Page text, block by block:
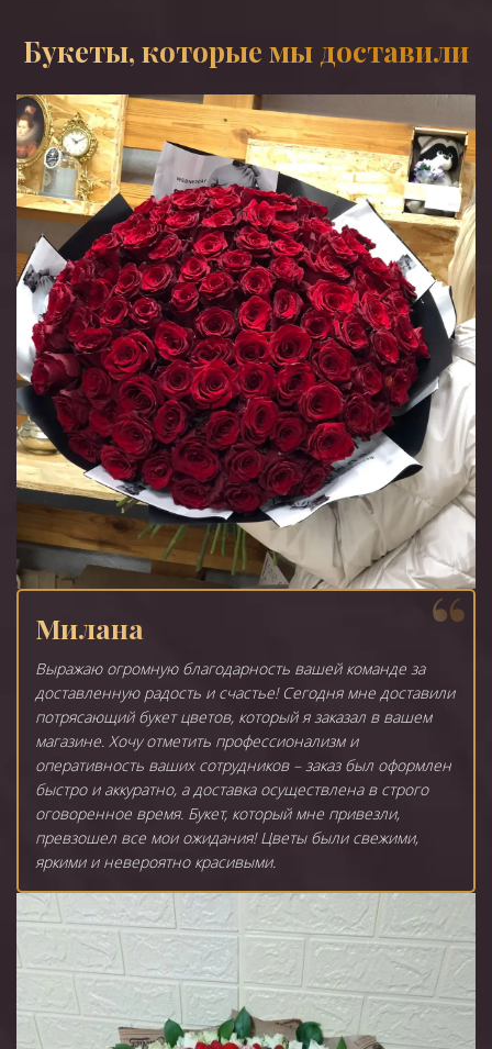
Букеты, которые мы доставили
Милана
Выражаю огромную благодарность вашей команде за
доставленную радость и счастье! Сегодня мне доставили
потрясающий букет цветов, который я заказал в вашем
магазине. Хочу отметить профессионализм и
оперативность ваших сотрудников – заказ был оформлен
быстро и аккуратно, а доставка осуществлена в строго
оговоренное время. Букет, который мне привезли,
превзошел все мои ожидания! Цветы были свежими,
яркими и невероятно красивыми.